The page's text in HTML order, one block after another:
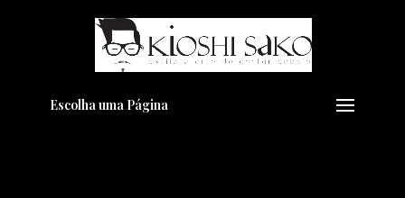
Escolha uma Página
Pensando em transformar seu
Visual??